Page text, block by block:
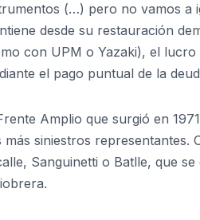
(…) pero no vamos a
desde su restauración
con UPM o Yazaki), el lucro
el pago puntual de la
Amplio que surgió en
más siniestros representantes.
Sanguinetti o Batlle, que